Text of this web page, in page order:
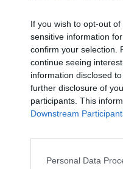
If you wish to opt-out
sensitive information
confirm your selection.
continue seeing
information disclosed
further disclosure of
participants. This
Downstream
Personal Data